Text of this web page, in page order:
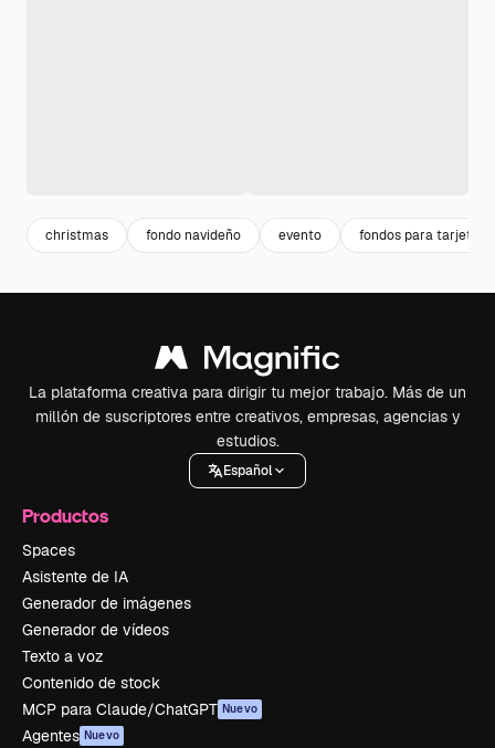
christmas fondo navideño evento fondos para tarjetas
La plataforma creativa para dirigir tu mejor trabajo. Más de un
millón de suscriptores entre creativos, empresas, agencias y
estudios.
Español
Productos
Spaces
Asistente de IA
Generador de imágenes
Generador de vídeos
Texto a voz
Contenido de stock
MCP para Claude/ChatGPT Nuevo
Agentes Nuevo